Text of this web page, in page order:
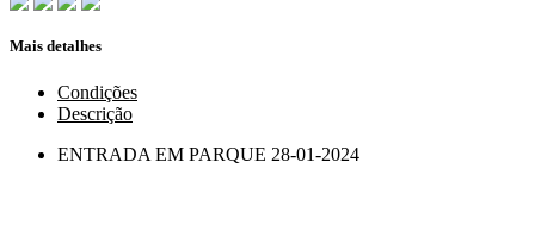
Mais detalhes
Condições
Descrição
ENTRADA EM PARQUE 28-01-2024